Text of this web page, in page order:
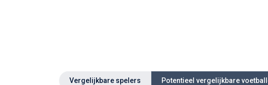
Vergelijkbare spelers Potentieel vergelijkbare